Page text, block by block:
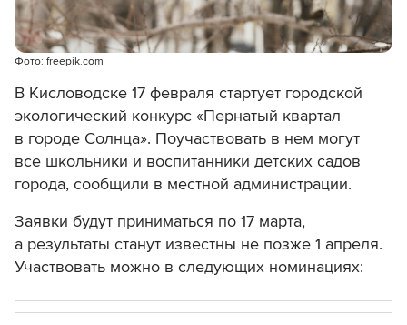
Фото: freepik.com
В Кисловодске 17 февраля стартует городской
экологический конкурс «Пернатый квартал
в городе Солнца». Поучаствовать в нем могут
все школьники и воспитанники детских садов
города, сообщили в местной администрации.
Заявки будут приниматься по 17 марта,
а результаты станут известны не позже 1 апреля.
Участвовать можно в следующих номинациях: